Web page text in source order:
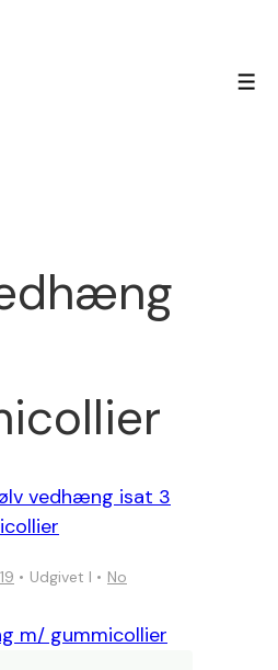
vedhæng isat 3
Udgivet I
No